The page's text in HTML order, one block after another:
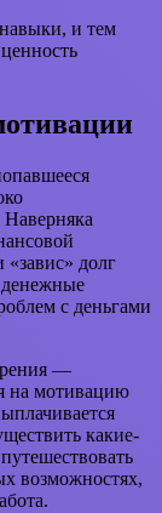
и тем
долг
с деньгами
—
на мотивацию
какие-
возможностях,